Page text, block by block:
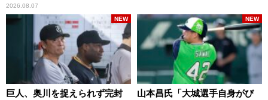
2026.08.07
巨人、奥川を捉えられず完封
NEW
山本昌氏「大城選手自身がび
NEW